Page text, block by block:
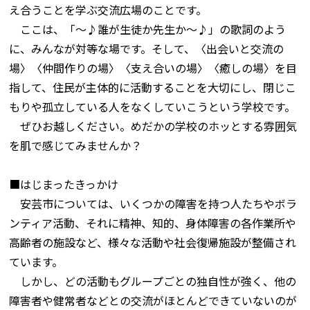
え合うことを学ぶ交流広場のことです。
ここは、「～♪誰が生徒か先生か～♪」の歌詞のよう
に、みんなが対等な場です。そして、〈出会いと交流の
場〉〈仲間作りの場〉〈支え合いの場〉〈癒しの場〉を目
指して、住民が主体的に活動することを大切にし、閉じこ
もりや孤立している人をなくしていこうという学校です。
ぜひお越しください。めだかの学校のホッとする雰囲気
を肌で感じてみませんか？
■はじまったきっかけ
安芸市については、いくつかの障害を持つ人たちやボラ
ンティア活動、それに精神、知的、身体障害の各作業所や
高齢者の施設など、様々な活動や社会復帰施設が整備され
ています。
しかし、どの活動もグループごとの独自性が強く、他の
障害者や健常者などとの交流がほとんどできていないのが